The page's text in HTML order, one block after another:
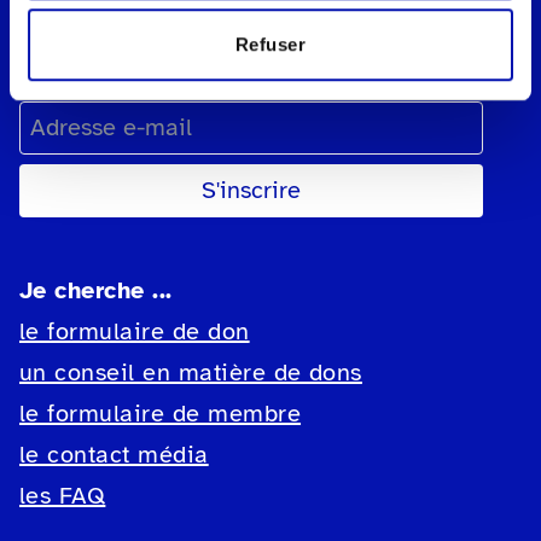
Refuser
Adresse e-mail
Je cherche ...
le formulaire de don
un conseil en matière de dons
le formulaire de membre
le contact média
les FAQ